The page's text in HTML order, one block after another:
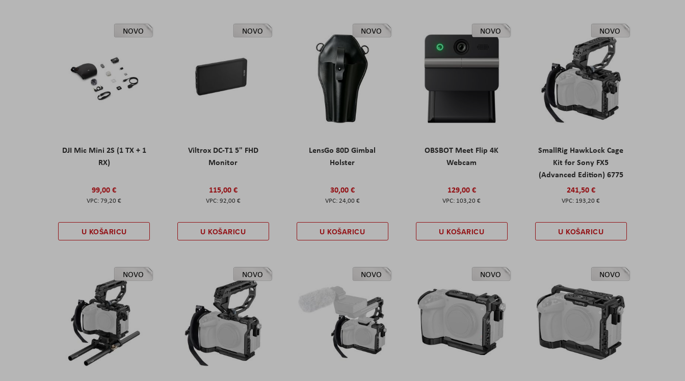
NOVO
DJI Mic Mini 2S (1 TX + 1
RX)
99,00 €
79,20 €
U KOŠARICU
NOVO
Viltrox DC-T1 5" FHD
Monitor
115,00 €
92,00 €
U KOŠARICU
NOVO
LensGo 80D Gimbal
Holster
30,00 €
24,00 €
U KOŠARICU
NOVO
OBSBOT Meet Flip 4K
Webcam
129,00 €
103,20 €
U KOŠARICU
NOVO
SmallRig HawkLock Cage
Kit for Sony FX5
(Advanced Edition) 6775
241,50 €
193,20 €
U KOŠARICU
NOVO NOVO NOVO NOVO NOVO